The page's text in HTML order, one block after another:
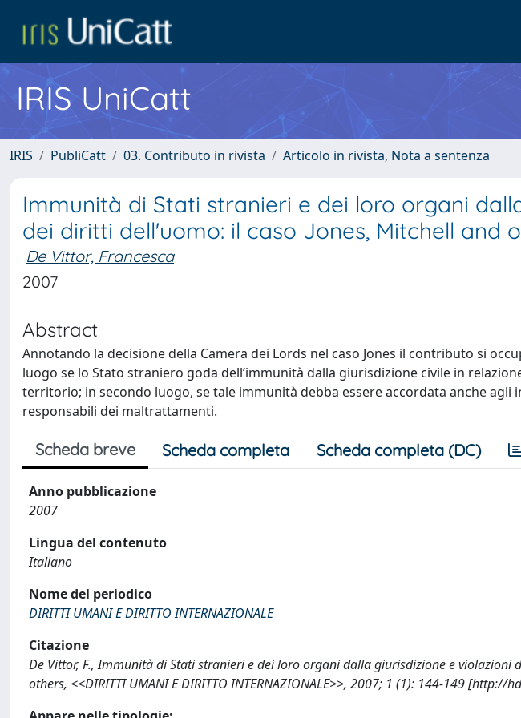
IRIS UniCatt
IRIS PubliCatt 03. Contributo in rivista Articolo in rivista, Nota a sentenza
Immunità di Stati stranieri e dei loro organi
dei diritti dell'uomo: il caso Jones, Mitchell and
De Vittor, Francesca
2007
Abstract
Annotando la decisione della Camera dei Lords nel caso Jones il contributo si
luogo se lo Stato straniero goda dell’immunità dalla giurisdizione civile in
territorio; in secondo luogo, se tale immunità debba essere accordata anche
responsabili dei maltrattamenti.
Scheda breve Scheda completa Scheda completa (DC)
Anno pubblicazione
2007
Lingua del contenuto
Italiano
Nome del periodico
DIRITTI UMANI E DIRITTO INTERNAZIONALE
Citazione
De Vittor, F., Immunità di Stati stranieri e dei loro organi dalla giurisdizione e violazioni
others, <<DIRITTI UMANI E DIRITTO INTERNAZIONALE>>, 2007; 1 (1): 144-149